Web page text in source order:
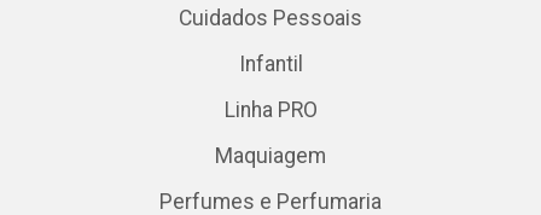
Cuidados Pessoais
Infantil
Linha PRO
Maquiagem
Perfumes e Perfumaria